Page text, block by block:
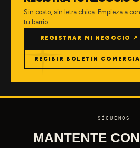
Sin costo, sin letra chica. Empieza a
tu barrio.
REGISTRAR MI NEGOCIO ↗
RECIBIR BOLETIN
SÍGUENOS
MANTENTE